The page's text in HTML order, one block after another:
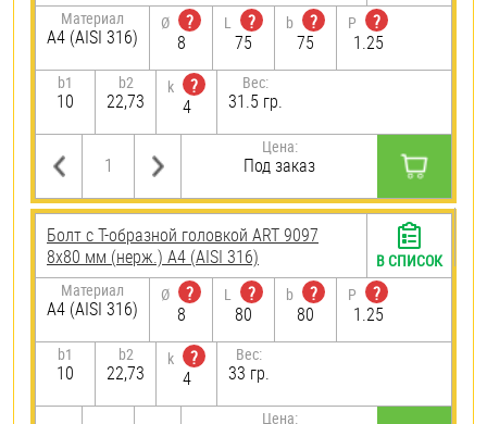
Материал
A4 (AISI 316)
Ø
?
8
L
?
75
b
?
75
P
?
1.25
b1
10
b2
22,73
k
?
4
Вес:
31.5 гр.
Цена:
Под заказ
Болт с Т-образной головкой ART 9097
8х80 мм (нерж.) A4 (AISI 316)
Материал
A4 (AISI 316)
Ø
?
8
L
?
80
b
?
80
P
?
1.25
b1
10
b2
22,73
k
?
4
Вес:
33 гр.
Цена:
В СПИСОК